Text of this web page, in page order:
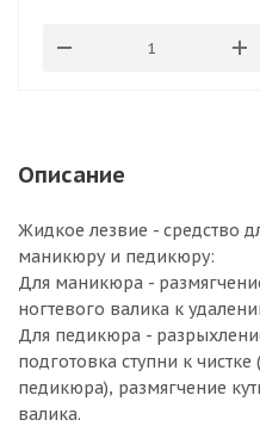
Описание
Жидкое лезвие - средство
маникюру и педикюру:
Для маникюра -
ногтевого валика к
Для педикюра -
подготовка ступни к
педикюра), размягчение
валика.